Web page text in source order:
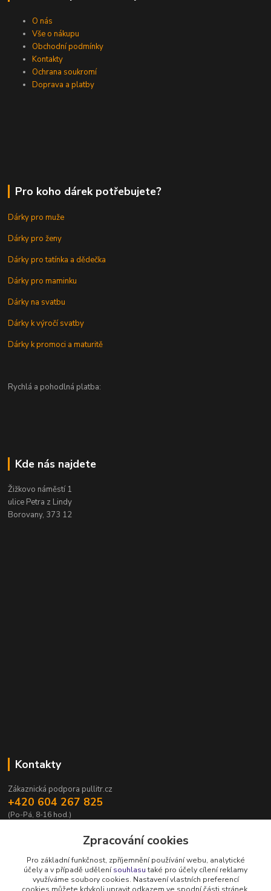
O nás
Vše o nákupu
Obchodní podmínky
Kontakty
Ochrana soukromí
Doprava a platby
Pro koho dárek potřebujete?
Dárky pro muže
Dárky pro ženy
Dárky pro tatínka a dědečka
Dárky pro maminku
Dárky na svatbu
Dárky k výročí svatby
Dárky k promoci a maturitě
Rychlá a pohodlná platba:
Kde nás najdete
Žižkovo náměstí 1
ulice Petra z Lindy
Borovany, 373 12
Kontakty
Zákaznická podpora pullitr.cz
+420 604 267 825
(Po-Pá, 8-16 hod.)
Zpracování cookies
Pro základní funkčnost, zpříjemnění používání webu, analytické
účely a v případě udělenísouhlasutaké pro účely cílení reklamy
využíváme soubory cookies. Nastavení vlastních preferencí